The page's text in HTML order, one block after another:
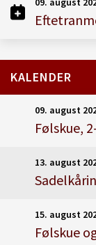
KALENDER
09. august
13. august
15. august